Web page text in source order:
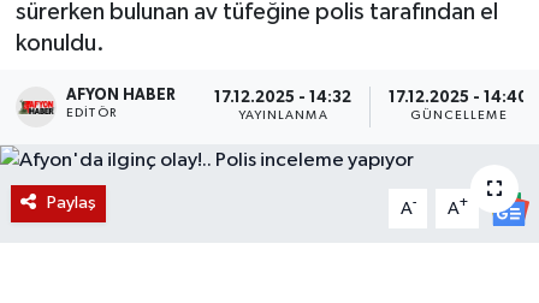
sürerken bulunan av tüfeğine polis tarafından el
konuldu.
AFYON HABER
EDITÖR
17.12.2025 - 14:32
YAYINLANMA
17.12.2025 - 14:40
GÜNCELLEME
Paylaş A- A+
Sivil Toplum
Etkinlikler